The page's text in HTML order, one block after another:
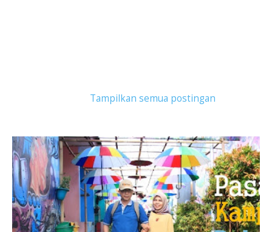
Tampilkan semua postingan